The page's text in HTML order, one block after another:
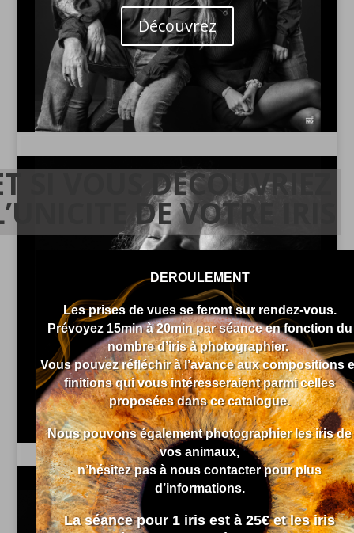
Découvrez
Portraits en duo ou en solo.
Découvrez
SI VOUS DECOUVRIEZ
DE VOTRE IRIS
DEROULEMENT
Les prises de vues se feront sur rendez-vous.
Prévoyez 15min à 20min par séance en fonction du
nombre d’iris à photographier.
Vous pouvez réfléchir à l’avance aux compositions
finitions qui vous intéresseraient parmi celles
proposées dans ce catalogue.
Nous pouvons également photographier les iris de
vos animaux,
n’hésitez pas à nous contacter pour plus
d’informations.
La séance pour 1 iris est à 25€ et les iris